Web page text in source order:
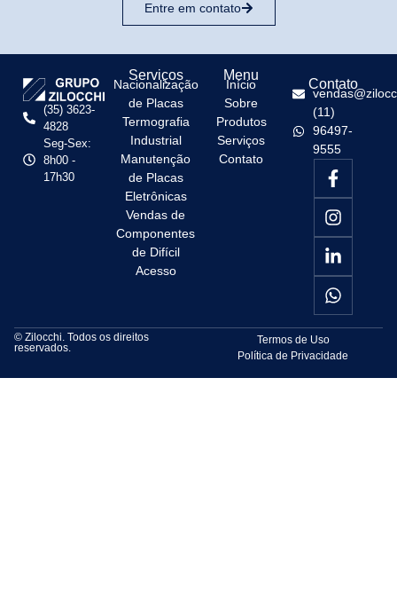
Entre em contato
(35) 3623-
4828
Seg-Sex:
8h00 -
17h30
Serviços
Nacionalização
de Placas
Termografia
Industrial
Manutenção
de Placas
Eletrônicas
Vendas de
Componentes
de Difícil
Acesso
Menu
Início
Sobre
Produtos
Serviços
Contato
Contato
(11)
96497-
9555
© Zilocchi. Todos os direitos
reservados.
Termos de Uso
Política de Privacidade